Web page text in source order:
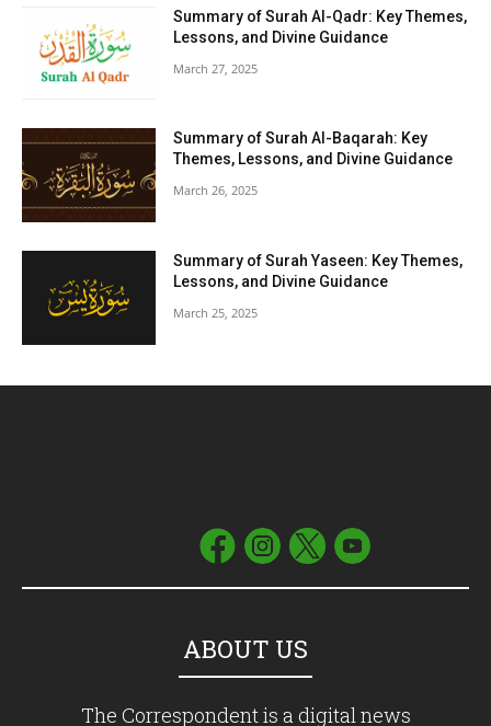
Summary of Surah Al-Qadr: Key Themes,
Lessons, and Divine Guidance
March 27, 2025
Summary of Surah Al-Baqarah: Key
Themes, Lessons, and Divine Guidance
March 26, 2025
Summary of Surah Yaseen: Key Themes,
Lessons, and Divine Guidance
March 25, 2025
ABOUT US
The Correspondent is a digital news